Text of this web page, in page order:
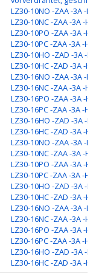
LZ30-10NO -ZAA -3A -
LZ30-10NC -ZAA -3A -
LZ30-10PO -ZAA -3A -
LZ30-10PC -ZAA -3A -
LZ30-10HO -ZAD -3A -
LZ30-10HC -ZAD -3A -
LZ30-16NO -ZAA -3A -
LZ30-16NC -ZAA -3A -
LZ30-16PO -ZAA -3A -
LZ30-16PC -ZAA -3A -
LZ30-16HO -ZAD -3A -
LZ30-16HC -ZAD -3A -
LZ30-10NO -ZAA -3A -
LZ30-10NC -ZAA -3A -
LZ30-10PO -ZAA -3A -
LZ30-10PC -ZAA -3A -
LZ30-10HO -ZAD -3A -
LZ30-10HC -ZAD -3A -
LZ30-16NO -ZAA -3A -
LZ30-16NC -ZAA -3A -
LZ30-16PO -ZAA -3A -
LZ30-16PC -ZAA -3A -
LZ30-16HO -ZAD -3A -
LZ30-16HC -ZAD -3A -